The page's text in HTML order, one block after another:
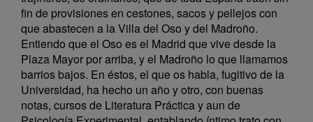
fin de provisiones en cestones, sacos y pellejos con
que abastecen a la Villa del Oso y del Madroño.
Entiendo que el Oso es el Madrid que vive desde la
Plaza Mayor por arriba, y el Madroño lo que llamamos
barrios bajos. En éstos, el que os habla, fugitivo de la
Universidad, ha hecho un año y otro, con buenas
notas, cursos de Literatura Práctica y aun de